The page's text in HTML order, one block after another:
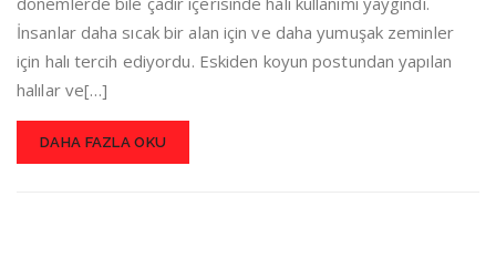
İnsanlar daha sıcak bir alan için ve daha yumuşak zeminler
için halı tercih ediyordu. Eskiden koyun postundan yapılan
halılar ve[…]
DAHA FAZLA OKU